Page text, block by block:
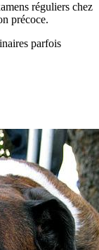
réguliers chez
précoce.
parfois